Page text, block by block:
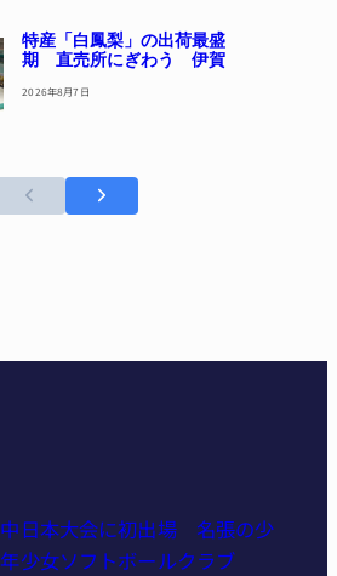
特産「白鳳梨」の出荷最盛
期 直売所にぎわう 伊賀
2026年8月7日
中日本大会に初出場 名張の少
年少女ソフトボールクラブ